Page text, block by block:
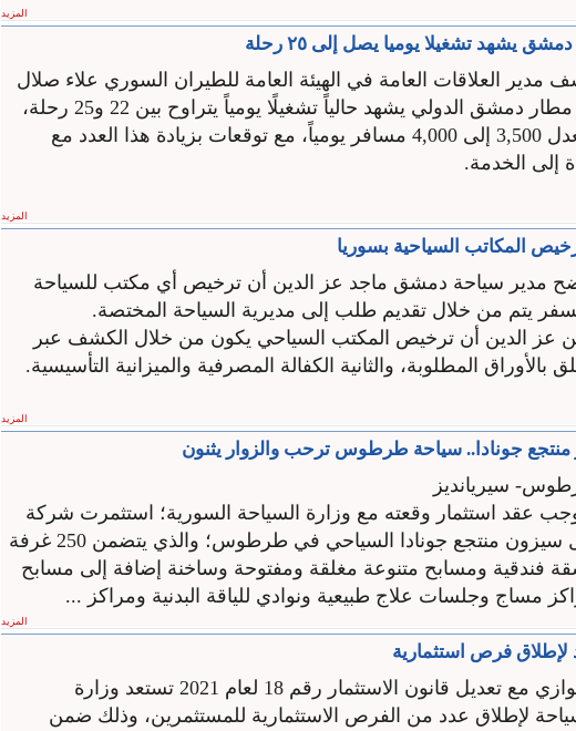
المزيد
يشهد تشغيلا يوميا يصل إلى ٢٥ رحلة
مدير العلاقات العامة في الهيئة العامة للطيران السوري علاء صلال
ان مطار دمشق الدولي يشهد حالياً تشغيلًا يومياً يتراوح بين 22 و25 رحلة،
بمعدل 3,500 إلى 4,000 مسافر يومياً، مع توقعات بزيادة هذا العدد مع
إلى الخدمة.
المزيد
المكاتب السياحية بسوريا
مدير سياحة دمشق ماجد عز الدين أن ترخيص أي مكتب للسياحة
يتم من خلال تقديم طلب إلى مديرية السياحة المختصة.
عز الدين أن ترخيص المكتب السياحي يكون من خلال الكشف عبر
بالأوراق المطلوبة، والثانية الكفالة المصرفية والميزانية التأسيسية.
المزيد
منتجع جونادا.. سياحة طرطوس ترحب والزوار يثنون
سيريانديز
عقد استثمار وقعته مع وزارة السياحة السورية؛ استثمرت شركة
أول سيزون منتجع جونادا السياحي في طرطوس؛ والذي يتضمن 250 غرفة
فندقية ومسابح متنوعة مغلقة ومفتوحة وساخنة إضافة إلى مسابح
مساج وجلسات علاج طبيعية ونوادي للياقة البدنية ومراكز ...
المزيد
لإطلاق فرص استثمارية
بالتوازي مع تعديل قانون الاستثمار رقم 18 لعام 2021 تستعد وزارة
لإطلاق عدد من الفرص الاستثمارية للمستثمرين، وذلك ضمن